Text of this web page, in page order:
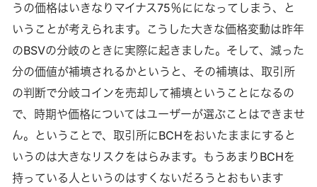
うの価格はいきなりマイナス75％にになってしまう、と
いうことが考えられます。こうした大きな価格変動は昨年
のBSVの分岐のときに実際に起きました。そして、減った
分の価値が補填されるかというと、その補填は、取引所
の判断で分岐コインを売却して補填ということになるの
で、時期や価格についてはユーザーが選ぶことはできませ
ん。ということで、取引所にBCHをおいたままにすると
いうのは大きなリスクをはらみます。もうあまりBCHを
持っている人というのはすくないだろうとおもいます